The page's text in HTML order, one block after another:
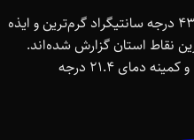
در شبانه‌روز گذشته، اهواز با دمای ۴۳.۴ درجه سانتیگراد گرم‌ترین و ایذه
خنک‌ترین نقاط استان گزارش شده‌اند.
همچنین اهواز به بیشینه دمای ۴۳.۴ و کمینه دمای ۲۱.۴ درجه